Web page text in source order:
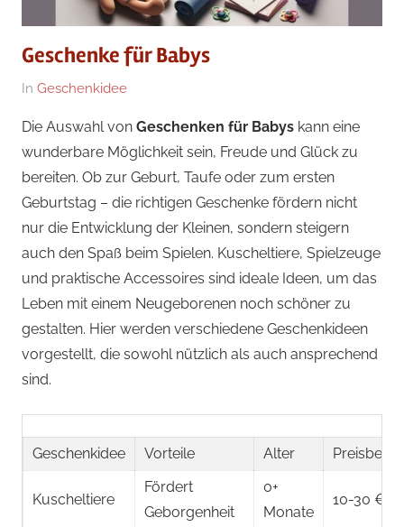
Geschenke für Babys
Am
Von
Redakteur
In Geschenkidee
Die Auswahl von Geschenken für Babys kann eine
wunderbare Möglichkeit sein, Freude und Glück zu
bereiten. Ob zur Geburt, Taufe oder zum ersten
Geburtstag – die richtigen Geschenke fördern nicht
nur die Entwicklung der Kleinen, sondern steigern
auch den Spaß beim Spielen. Kuscheltiere, Spielzeuge
und praktische Accessoires sind ideale Ideen, um das
Leben mit einem Neugeborenen noch schöner zu
gestalten. Hier werden verschiedene Geschenkideen
vorgestellt, die sowohl nützlich als auch ansprechend
sind.
Geschenkidee Vorteile Alter
Kuscheltiere
Fördert
Geborgenheit
0+
Monate
10-30 €